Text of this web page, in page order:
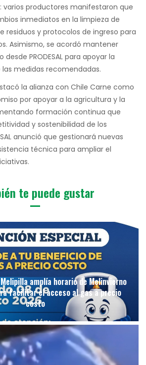
varios productores manifestaron que
inmediatos en la limpieza de
residuos y protocolos de ingreso para
Asimismo, se acordó mantener
PRODESAL para apoyar la
medidas recomendadas.
la alianza con Chile Carne como
por apoyar a la agricultura y la
formación continua que
y sostenibilidad de los
anunció que gestionará nuevas
técnica para ampliar el
te puede gustar
amplía horario de Melinvierno
facilitar el acceso al gas a precio
costo